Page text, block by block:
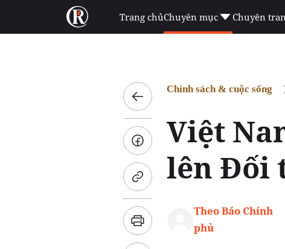
Trang chủChuyên mục Chuyên
Chính sách & cuộc sống
Việt
lên Đối
Theo Báo Chính
phủ